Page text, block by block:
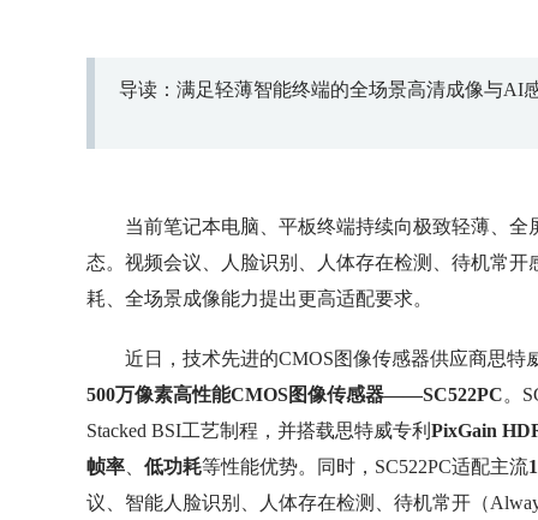
导读：满足轻薄智能终端的全场景高清成像与AI
当前笔记本电脑、平板终端持续向极致轻薄、
态。视频会议、人脸识别、人体存在检测、待机常
耗、全场景成像能力提出更高适配要求。
近日，技术先进的CMOS图像传感器供应商思特
500万像素高性能CMOS图像传感器——SC522PC。
Stacked BSI工艺制程，并搭载思特威专利 PixGain
帧率
低功耗等性能优势。同时，SC522PC适配主流
议、智能人脸识别、人体存在检测、待机常开（